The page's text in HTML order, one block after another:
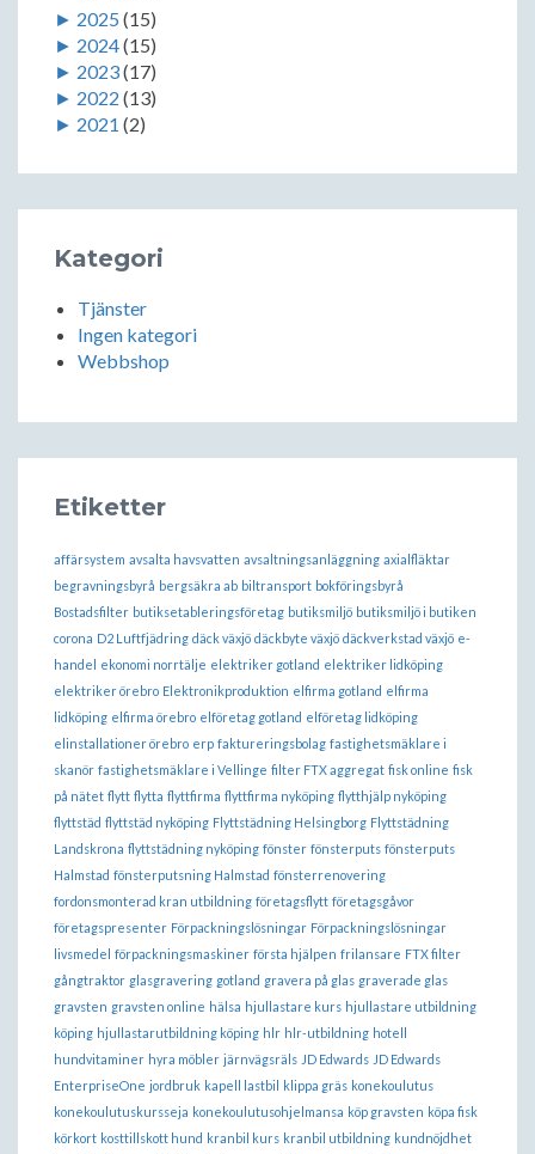
► 2025 (15)
► 2024(15)
► 2023(17)
► 2022 (13)
► 2021 (2)
Kategori
Tjänster
Ingen kategori
Webbshop
Etiketter
affärsystem avsalta havsvatten avsaltningsanläggning axialfläktar
begravningsbyrå bergsäkra ab biltransport bokföringsbyrå
Bostadsfilter butiksetableringsföretag butiksmiljö butiksmiljö i butiken
corona D2 Luftfjädring däck växjö däckbyte växjö däckverkstad växjö e-
handel ekonomi norrtälje elektriker gotland elektriker lidköping
elektriker örebro Elektronikproduktion elfirma gotland elfirma
lidköping elfirma örebro elföretag gotland elföretag lidköping
elinstallationer örebro erp faktureringsbolag fastighetsmäklare i
skanör fastighetsmäklare i Vellinge filter FTX aggregat fisk online fisk
på nätet flytt flytta flyttfirma flyttfirma nyköping flytthjälp nyköping
flyttstäd flyttstäd nyköping Flyttstädning Helsingborg Flyttstädning
Landskrona flyttstädning nyköping fönster fönsterputs fönsterputs
Halmstad fönsterputsning Halmstad fönsterrenovering
fordonsmonterad kran utbildning företagsflytt företagsgåvor
företagspresenter Förpackningslösningar Förpackningslösningar
livsmedel förpackningsmaskiner första hjälpen frilansare FTX filter
gångtraktor glasgravering gotland gravera på glas graverade glas
gravsten gravsten online hälsa hjullastare kurs hjullastare utbildning
köping hjullastarutbildning köping hlr hlr-utbildning hotell
hundvitaminer hyra möbler järnvägsräls JD Edwards JD Edwards
EnterpriseOne jordbruk kapell lastbil klippa gräs konekoulutus
konekoulutuskursseja konekoulutusohjelmansa köp gravsten köpa fisk
körkort kosttillskott hund kranbil kurs kranbil utbildning kundnöjdhet